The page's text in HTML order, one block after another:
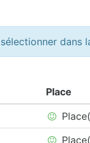
dans
Place